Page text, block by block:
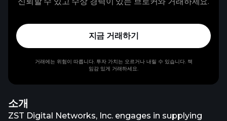
소개
ZST Digital Networks, Inc. engages in supplying
지금 거래하기
거래에는 위험이 따릅니다. 투자 가치는 오르거나 내릴 수 있습니다. 책
임감 있게 거래하세요.